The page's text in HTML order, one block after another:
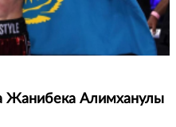
Жанибека Алимханулы